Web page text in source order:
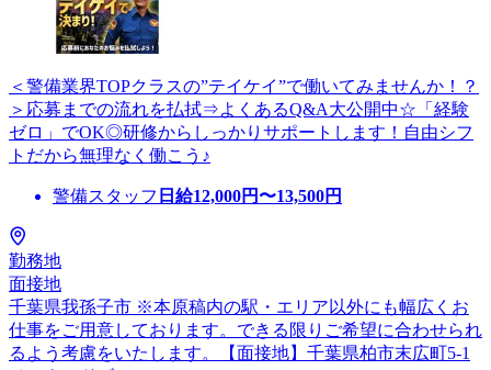
＜警備業界TOPクラスの”テイケイ”で働いてみませんか！？
＞応募までの流れを払拭⇒よくあるQ&A大公開中☆「経験
ゼロ」でOK◎研修からしっかりサポートします！自由シフ
トだから無理なく働こう♪
警備スタッフ 日給12,000円〜13,500円
勤務地
面接地
千葉県我孫子市 ※本原稿内の駅・エリア以外にも幅広くお
仕事をご用意しております。できる限りご希望に合わせられ
るよう考慮をいたします。【面接地】千葉県柏市末広町5-1